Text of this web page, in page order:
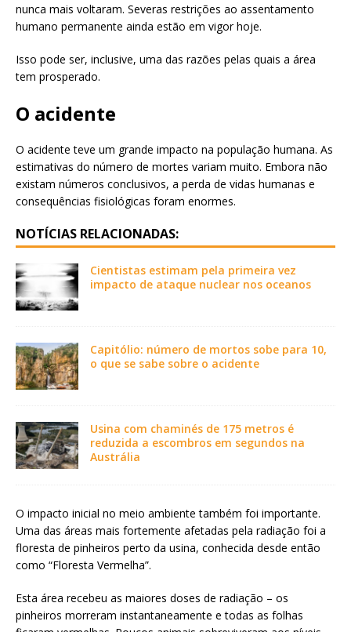
nunca mais voltaram. Severas restrições ao assentamento
humano permanente ainda estão em vigor hoje.
Isso pode ser, inclusive, uma das razões pelas quais a área
tem prosperado.
O acidente
O acidente teve um grande impacto na população humana. As
estimativas do número de mortes variam muito. Embora não
existam números conclusivos, a perda de vidas humanas e
consequências fisiológicas foram enormes.
NOTÍCIAS RELACIONADAS:
Cientistas estimam pela primeira vez
impacto de ataque nuclear nos oceanos
Capitólio: número de mortos sobe para 10,
o que se sabe sobre o acidente
Usina com chaminés de 175 metros é
reduzida a escombros em segundos na
Austrália
O impacto inicial no meio ambiente também foi importante.
Uma das áreas mais fortemente afetadas pela radiação foi a
floresta de pinheiros perto da usina, conhecida desde então
como “Floresta Vermelha”.
Esta área recebeu as maiores doses de radiação – os
pinheiros morreram instantaneamente e todas as folhas